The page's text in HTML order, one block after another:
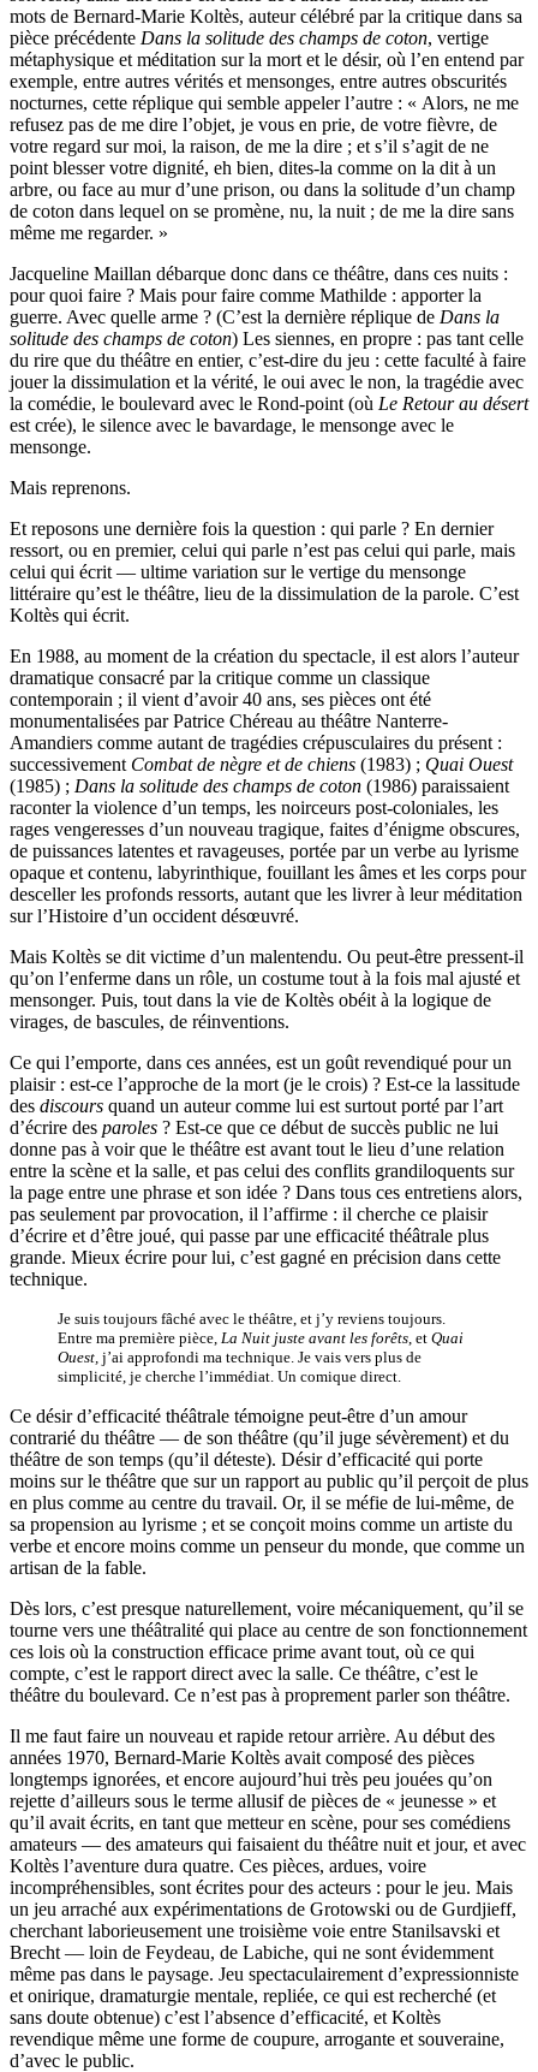
mots de Bernard-Marie Koltès, auteur célébré par la critique dans sa
pièce précédente Dans la solitude des champs de coton, vertige
métaphysique et méditation sur la mort et le désir, où l’en entend par
exemple, entre autres vérités et mensonges, entre autres obscurités
nocturnes, cette réplique qui semble appeler l’autre : « Alors, ne me
refusez pas de me dire l’objet, je vous en prie, de votre fièvre, de
votre regard sur moi, la raison, de me la dire ; et s’il s’agit de ne
point blesser votre dignité, eh bien, dites-la comme on la dit à un
arbre, ou face au mur d’une prison, ou dans la solitude d’un champ
de coton dans lequel on se promène, nu, la nuit ; de me la dire sans
même me regarder. »
Jacqueline Maillan débarque donc dans ce théâtre, dans ces nuits :
pour quoi faire ? Mais pour faire comme Mathilde : apporter la
guerre. Avec quelle arme ? (C’est la dernière réplique de Dans la
solitude des champs de coton) Les siennes, en propre : pas tant celle
du rire que du théâtre en entier, c’est-dire du jeu : cette faculté à faire
jouer la dissimulation et la vérité, le oui avec le non, la tragédie avec
la comédie, le boulevard avec le Rond-point (où Le Retour au désert
est crée), le silence avec le bavardage, le mensonge avec le
mensonge.
Mais reprenons.
Et reposons une dernière fois la question : qui parle ? En dernier
ressort, ou en premier, celui qui parle n’est pas celui qui parle, mais
celui qui écrit — ultime variation sur le vertige du mensonge
littéraire qu’est le théâtre, lieu de la dissimulation de la parole. C’est
Koltès qui écrit.
En 1988, au moment de la création du spectacle, il est alors l’auteur
dramatique consacré par la critique comme un classique
contemporain ; il vient d’avoir 40 ans, ses pièces ont été
monumentalisées par Patrice Chéreau au théâtre Nanterre-
Amandiers comme autant de tragédies crépusculaires du présent :
successivement Combat de nègre et de chiens (1983) ; Quai Ouest
(1985) ; Dans la solitude des champs de coton (1986) paraissaient
raconter la violence d’un temps, les noirceurs post-coloniales, les
rages vengeresses d’un nouveau tragique, faites d’énigme obscures,
de puissances latentes et ravageuses, portée par un verbe au lyrisme
opaque et contenu, labyrinthique, fouillant les âmes et les corps pour
desceller les profonds ressorts, autant que les livrer à leur méditation
sur l’Histoire d’un occident désœuvré.
Mais Koltès se dit victime d’un malentendu. Ou peut-être pressent-il
qu’on l’enferme dans un rôle, un costume tout à la fois mal ajusté et
mensonger. Puis, tout dans la vie de Koltès obéit à la logique de
virages, de bascules, de réinventions.
Ce qui l’emporte, dans ces années, est un goût revendiqué pour un
plaisir : est-ce l’approche de la mort (je le crois) ? Est-ce la lassitude
des discours quand un auteur comme lui est surtout porté par l’art
d’écrire des paroles ? Est-ce que ce début de succès public ne lui
donne pas à voir que le théâtre est avant tout le lieu d’une relation
entre la scène et la salle, et pas celui des conflits grandiloquents sur
la page entre une phrase et son idée ? Dans tous ces entretiens alors,
pas seulement par provocation, il l’affirme : il cherche ce plaisir
d’écrire et d’être joué, qui passe par une efficacité théâtrale plus
grande. Mieux écrire pour lui, c’est gagné en précision dans cette
technique.
Je suis toujours fâché avec le théâtre, et j’y reviens toujours.
Entre ma première pièce, La Nuit juste avant les forêts , et Quai
Ouest, j’ai approfondi ma technique. Je vais vers plus de
simplicité, je cherche l’immédiat. Un comique direct.
Ce désir d’efficacité théâtrale témoigne peut-être d’un amour
contrarié du théâtre — de son théâtre (qu’il juge sévèrement) et du
théâtre de son temps (qu’il déteste). Désir d’efficacité qui porte
moins sur le théâtre que sur un rapport au public qu’il perçoit de plus
en plus comme au centre du travail. Or, il se méfie de lui-même, de
sa propension au lyrisme ; et se conçoit moins comme un artiste du
verbe et encore moins comme un penseur du monde, que comme un
artisan de la fable.
Dès lors, c’est presque naturellement, voire mécaniquement, qu’il se
tourne vers une théâtralité qui place au centre de son fonctionnement
ces lois où la construction efficace prime avant tout, où ce qui
compte, c’est le rapport direct avec la salle. Ce théâtre, c’est le
théâtre du boulevard. Ce n’est pas à proprement parler son théâtre.
Il me faut faire un nouveau et rapide retour arrière. Au début des
années 1970, Bernard-Marie Koltès avait composé des pièces
longtemps ignorées, et encore aujourd’hui très peu jouées qu’on
rejette d’ailleurs sous le terme allusif de pièces de « jeunesse » et
qu’il avait écrits, en tant que metteur en scène, pour ses comédiens
amateurs — des amateurs qui faisaient du théâtre nuit et jour, et avec
Koltès l’aventure dura quatre. Ces pièces, ardues, voire
incompréhensibles, sont écrites pour des acteurs : pour le jeu. Mais
un jeu arraché aux expérimentations de Grotowski ou de Gurdjieff,
cherchant laborieusement une troisième voie entre Stanilsavski et
Brecht — loin de Feydeau, de Labiche, qui ne sont évidemment
même pas dans le paysage. Jeu spectaculairement d’expressionniste
et onirique, dramaturgie mentale, repliée, ce qui est recherché (et
sans doute obtenue) c’est l’absence d’efficacité, et Koltès
revendique même une forme de coupure, arrogante et souveraine,
d’avec le public.